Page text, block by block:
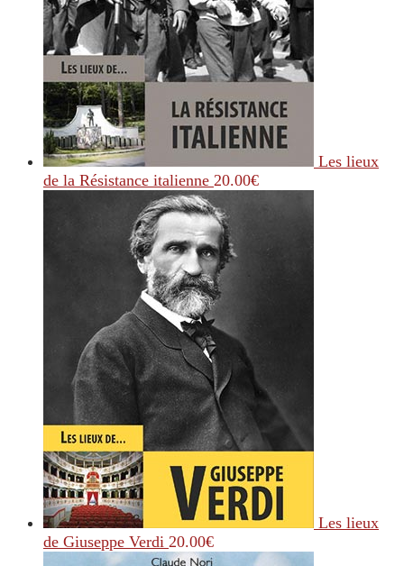
Les lieux
de la Résistance italienne 20.00€
Les lieux
de Giuseppe Verdi 20.00€